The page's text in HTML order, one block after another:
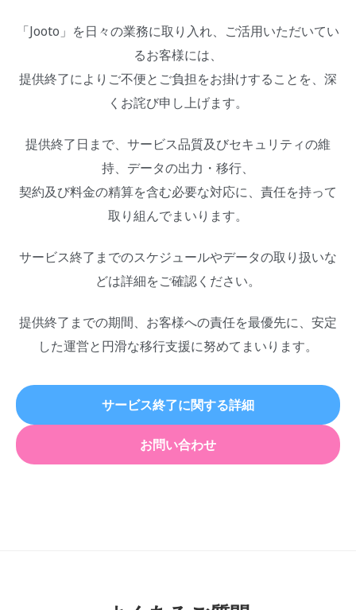
「Jooto」を日々の業務に取り入れ、ご活用いただいてい
るお客様には、
提供終了によりご不便とご負担をお掛けすることを、深
くお詫び申し上げます。
提供終了日まで、サービス品質及びセキュリティの維
持、データの出力・移行、
契約及び料金の精算を含む必要な対応に、責任を持って
取り組んでまいります。
サービス終了までのスケジュールやデータの取り扱いな
どは詳細をご確認ください。
提供終了までの期間、お客様への責任を最優先に、安定
した運営と円滑な移行支援に努めてまいります。
サービス終了に関する詳細
お問い合わせ